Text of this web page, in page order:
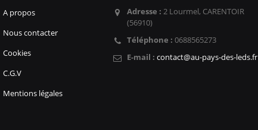
A propos
Nous contacter
Cookies
C.G.V
Mentions légales
Adresse : 2 Lourmel, CARENTOIR
(56910)
Téléphone : 0688565273
E-mail : contact@au-pays-des-leds.fr